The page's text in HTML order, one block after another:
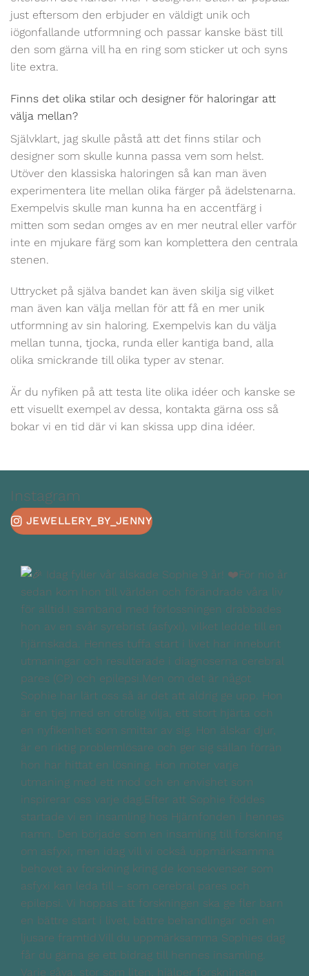
just eftersom den erbjuder en väldigt unik och
iögonfallande utformning och passar kanske bäst till
den som gärna vill ha en ring som sticker ut och syns
lite extra.
Finns det olika stilar och designer för haloringar att
välja mellan?
Självklart, jag skulle påstå att det finns stilar och
designer som skulle kunna passa vem som helst.
Utöver den klassiska haloringen så kan man även
experimentera lite mellan olika färger på ädelstenarna.
Exempelvis skulle man kunna ha en accentfärg i
mitten som sedan omges av en mer neutral eller varför
inte en mjukare färg som kan komplettera den centrala
stenen.
Uttrycket på själva bandet kan även skilja sig vilket
man även kan välja mellan för att få en mer unik
utformning av sin haloring. Exempelvis kan du välja
mellan tunna, tjocka, runda eller kantiga band, alla
olika smickrande till olika typer av stenar.
Är du nyfiken på att testa lite olika idéer och kanske se
ett visuellt exempel av dessa, kontakta gärna oss så
bokar vi en tid där vi kan skissa upp dina idéer.
Instagram
JEWELLERY_BY_JENNY